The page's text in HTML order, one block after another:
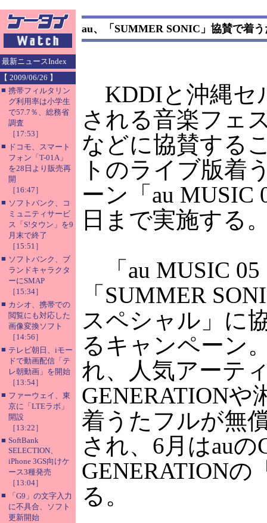
最新ニュースIndex
【 2009/06/26 】
■ 携帯フィルタリン
グ利用率は小学生
で57.7％、総務省
調査
［17:53］
■ ドコモ、スマート
フォン「T-01A」
を28日より販売再
開
［16:47］
■ ソフトバンク、コ
ミュニティサービ
ス「S!タウン」を9
月末で終了
［15:51］
■ ソフトバンク、ブ
ランドキャラクタ
ーにSMAP
［15:34］
■ カシオ、携帯での
閲覧にも対応した
画像変換ソフト
［14:56］
■ テレビ朝日、iモー
ドで動画配信「テ
レ朝動画」を開始
［13:54］
■ ファーウェイ、東
京に「LTEラボ」
開設
［13:22］
■ SoftBank
SELECTION、
iPhone 3GS向けケ
ース3種発売
［13:04］
■
「G9」の文字入力
に不具合、ソフト
更新開始
au、「SUMMER SONIC」協賛で着
KDDIと沖縄セ
される音楽フェ
などに協賛する
トのライブ版着
ーン「au MUSIC
日まで実施する
「au MUSIC 05
「SUMMER
スペシャル」に
るキャンペーン
れ、人気アーテ
GENERATION
着うたフルが無
され、6月はau
GENERATION
る。